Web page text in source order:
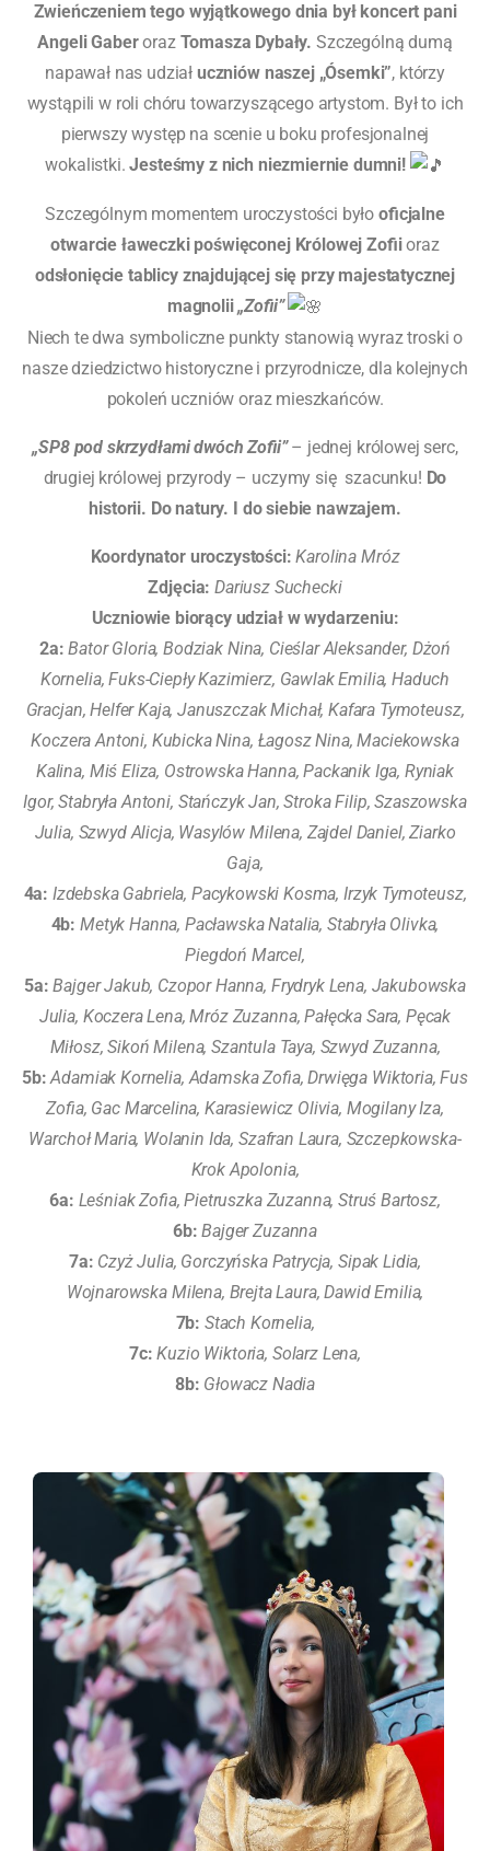
Zwieńczeniem tego wyjątkowego dnia był koncert pani
Angeli Gaberoraz Tomasza Dybały. Szczególną dumą
napawał nas udział uczniów naszej „Ósemki”, którzy
wystąpili w roli chóru towarzyszącego artystom. Był to ich
pierwszy występ na scenie u boku profesjonalnej
wokalistki. Jesteśmy z nich niezmiernie dumni!
Szczególnym momentem uroczystości byłooficjalne
otwarcie ławeczki poświęconej Królowej Zofiioraz
odsłonięcie tablicy znajdującej się przy majestatycznej
magnolii„Zofii”
Niech te dwa symboliczne punkty stanowią wyraz troski o
nasze dziedzictwo historyczne i przyrodnicze, dla kolejnych
pokoleń uczniów oraz mieszkańców.
„SP8 pod skrzydłami dwóch Zofii” – jednej królowej serc,
drugiej królowej przyrody – uczymy się szacunku! Do
historii. Do natury. I do siebie nawzajem.
Koordynator uroczystości: Karolina Mróz
Zdjęcia: Dariusz Suchecki
Uczniowie biorący udział w wydarzeniu:
2a:Bator Gloria, Bodziak Nina, Cieślar Aleksander, Dżoń
Kornelia, Fuks-Ciepły Kazimierz, Gawlak Emilia, Haduch
Gracjan, Helfer Kaja, Januszczak Michał, Kafara Tymoteusz,
Koczera Antoni, Kubicka Nina, Łagosz Nina, Maciekowska
Kalina, Miś Eliza, Ostrowska Hanna, Packanik Iga, Ryniak
Igor, Stabryła Antoni, Stańczyk Jan, Stroka Filip, Szaszowska
Julia, Szwyd Alicja, Wasylów Milena, Zajdel Daniel, Ziarko
Gaja,
4a: Izdebska Gabriela, Pacykowski Kosma, Irzyk Tymoteusz,
4b: Metyk Hanna, Pacławska Natalia, Stabryła Olivka,
Piegdoń Marcel,
5a: Bajger Jakub, Czopor Hanna, Frydryk Lena, Jakubowska
Julia, Koczera Lena, Mróz Zuzanna, Pałęcka Sara, Pęcak
Miłosz, Sikoń Milena, Szantula Taya, Szwyd Zuzanna,
5b: Adamiak Kornelia, Adamska Zofia, Drwięga Wiktoria, Fus
Zofia, Gac Marcelina, Karasiewicz Olivia, Mogilany Iza,
Warchoł Maria, Wolanin Ida, Szafran Laura, Szczepkowska-
Krok Apolonia,
6a: Leśniak Zofia, Pietruszka Zuzanna, Struś Bartosz,
6b: Bajger Zuzanna
7a: Czyż Julia, Gorczyńska Patrycja, Sipak Lidia,
Wojnarowska Milena, Brejta Laura, Dawid Emilia,
7b: Stach Kornelia,
7c: Kuzio Wiktoria, Solarz Lena,
8b: Głowacz Nadia